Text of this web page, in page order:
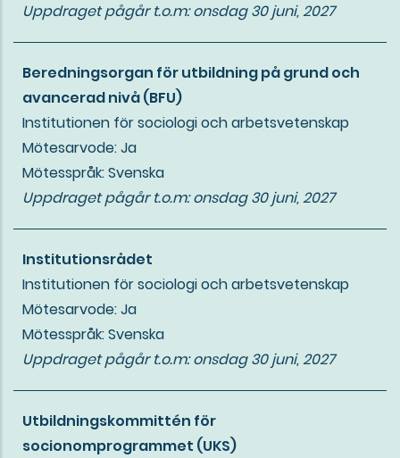
Uppdraget pågår t.o.m:onsdag 30 juni, 2027
Beredningsorgan för utbildning på grund och
avancerad nivå (BFU)
Institutionen för sociologi och arbetsvetenskap
Mötesarvode: Ja
Mötesspråk: Svenska
Uppdraget pågår t.o.m:onsdag 30 juni, 2027
Institutionsrådet
Institutionen för sociologi och arbetsvetenskap
Mötesarvode: Ja
Mötesspråk: Svenska
Uppdraget pågår t.o.m:onsdag 30 juni, 2027
Utbildningskommittén för
socionomprogrammet (UKS)